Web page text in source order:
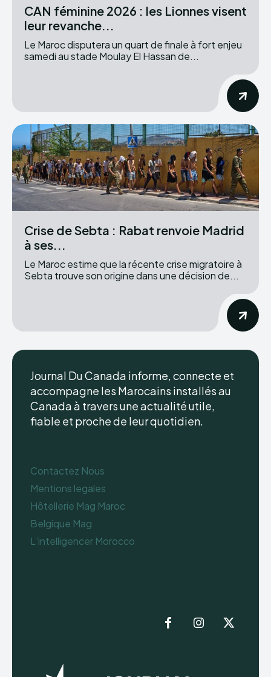
CAN féminine 2026 : les Lionnes visent
leur revanche...
Le Maroc disputera un quart de finale à fort enjeu
samedi au stade Moulay El Hassan de...
Crise de Sebta : Rabat renvoie Madrid
à ses...
Le Maroc estime que la récente crise migratoire à
Sebta trouve son origine dans une décision de...
Journal Du Canada informe, connecte et
accompagne les Marocains installés au
Canada à travers une actualité utile,
fiable et proche de leur quotidien.
Contactez Nous
Mentions legales
Hôtellerie Mag Maroc
Belgique Mag
L’intelligencer Morocco